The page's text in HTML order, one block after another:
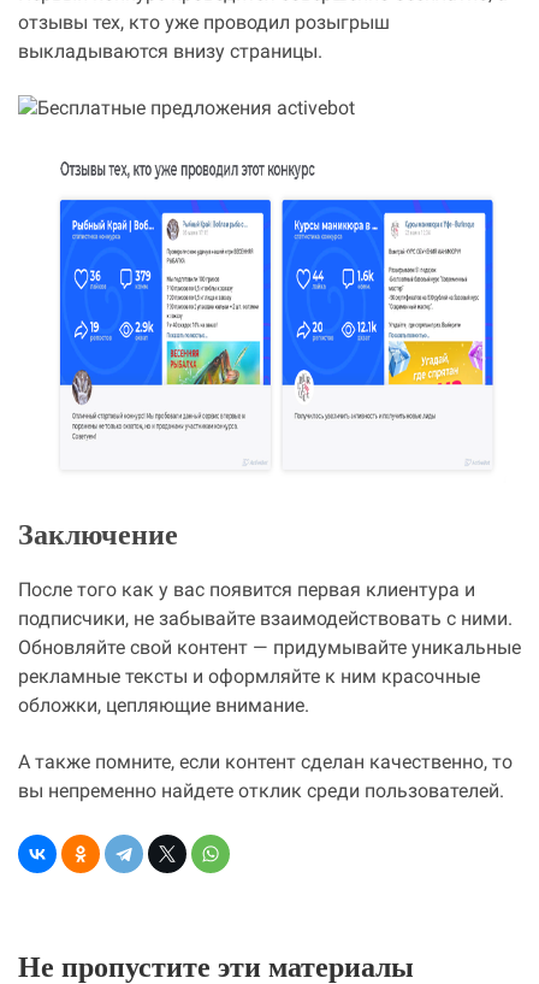
отзывы тех, кто уже проводил розыгрыш
выкладываются внизу страницы.
Заключение
После того как у вас появится первая клиентура и
подписчики, не забывайте взаимодействовать с ними.
Обновляйте свой контент — придумывайте уникальные
рекламные тексты и оформляйте к ним красочные
обложки, цепляющие внимание.
А также помните, если контент сделан качественно, то
вы непременно найдете отклик среди пользователей.
Не пропустите эти материалы